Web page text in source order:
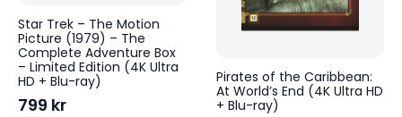
Star Trek – The Motion
Picture (1979) – The
Complete Adventure Box
– Limited Edition (4K Ultra
HD + Blu-ray)
799 kr
Pirates of the Caribbean:
At World’s End (4K Ultra HD
+ Blu-ray)